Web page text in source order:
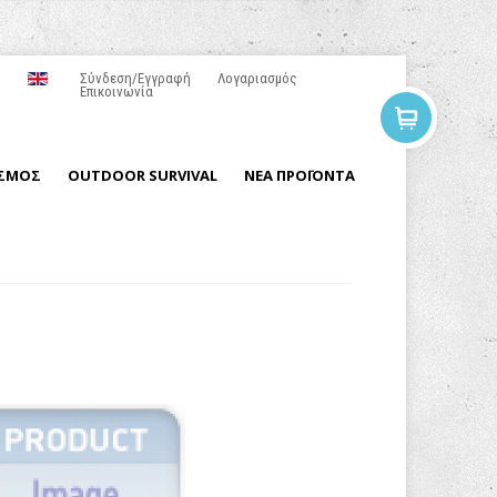
Σύνδεση/Εγγραφή
Λογαριασμός
Επικοινωνία
OUTDOOR SURVIVAL ΝΕΑ ΠΡΟΪΟΝΤΑ